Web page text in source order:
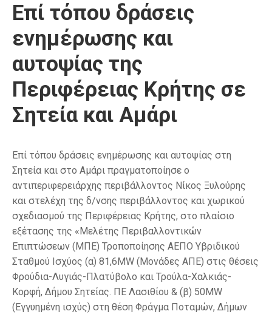
Επί τόπου δράσεις
ενημέρωσης και
αυτοψίας της
Περιφέρειας Κρήτης σε
Σητεία και Αμάρι
Επί τόπου δράσεις ενημέρωσης και αυτοψίας στη
Σητεία και στο Αμάρι πραγματοποίησε ο
αντιπεριφερειάρχης περιβάλλοντος Νίκος Ξυλούρης
και στελέχη της δ/νσης περιβάλλοντος και χωρικού
σχεδιασμού της Περιφέρειας Κρήτης, στο πλαίσιο
εξέτασης της «Μελέτης Περιβαλλοντικών
Επιπτώσεων (ΜΠΕ) Τροποποίησης ΑΕΠΟ Υβριδικού
Σταθμού Ισχύος (α) 81,6ΜW (Μονάδες ΑΠΕ) στις θέσεις
Φρούδια-Λυγιάς-Πλατύβολο και Τρούλα-Χαλκιάς-
Κορφή, Δήμου Σητείας. ΠΕ Λασιθίου & (β) 50MW
(Εγγυημένη ισχύς) στη θέση Φράγμα Ποταμών, Δήμων